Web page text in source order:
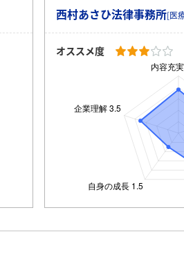
西村あさひ法律事務所[医
オススメ度